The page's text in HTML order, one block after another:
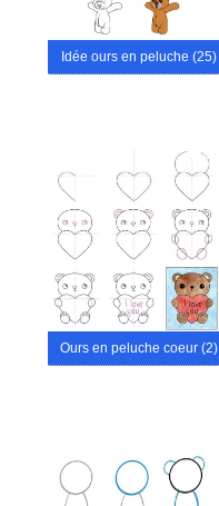
Idée ours en peluche (25)
Ours en peluche coeur (2)